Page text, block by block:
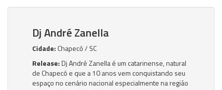
Dj André Zanella
Cidade: Chapecó / SC
Release:Dj André Zanella é um catarinense, natural
de Chapecó e que a 10 anos vem conquistando seu
espaço no cenário nacional especialmente na região